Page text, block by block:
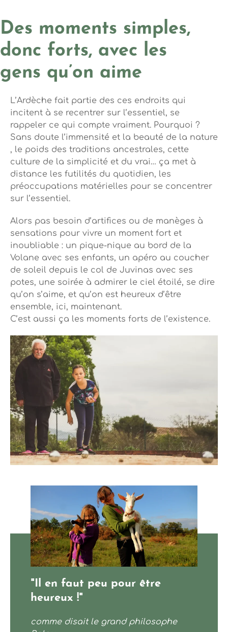
Des moments simples,
donc forts, avec les
gens qu’on aime
L’Ardèche fait partie des ces endroits qui
incitent à se recentrer sur l’essentiel, se
rappeler ce qui compte vraiment. Pourquoi ?
Sans doute l’immensité et la beauté de la nature
, le poids des traditions ancestrales, cette
culture de la simplicité et du vrai… ça met à
distance les futilités du quotidien, les
préoccupations matérielles pour se concentrer
sur l’essentiel.
Alors pas besoin d’artifices ou de manèges à
sensations pour vivre un moment fort et
inoubliable : un pique-nique au bord de la
Volane avec ses enfants, un apéro au coucher
de soleil depuis le col de Juvinas avec ses
potes, une soirée à admirer le ciel étoilé, se dire
qu’on s’aime, et qu’on est heureux d’être
ensemble, ici, maintenant.
C’est aussi ça les moments forts de l’existence.
"Il en faut peu pour être
heureux !"
comme disait le grand philosophe